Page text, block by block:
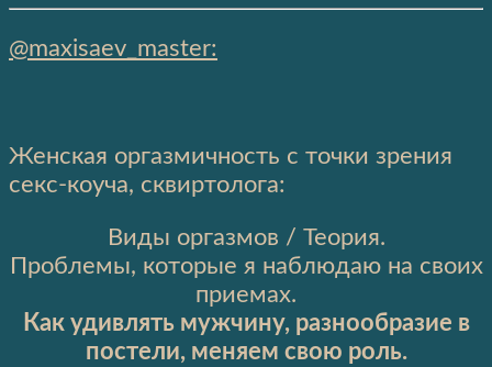
@maxisaev_master:
Женская оргазмичность с точки зрения
секс-коуча, сквиртолога:
Виды оргазмов / Теория.
Проблемы, которые я наблюдаю на своих
приемах.
Как удивлять мужчину, разнообразие в
постели, меняем свою роль.